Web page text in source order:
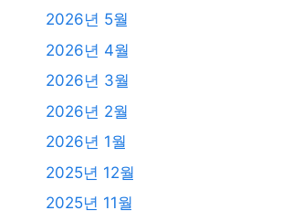
2026년 5월
2026년 4월
2026년 3월
2026년 2월
2026년 1월
2025년 12월
2025년 11월